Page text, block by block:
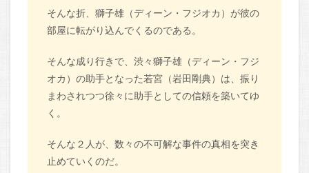
そんな折、獅子雄（ディーン・フジオカ）が彼の
部屋に転がり込んでくるのである。
そんな成り行きで、渋々獅子雄（ディーン・フジ
オカ）の助手となった若宮（岩田剛典）は、振り
まわされつつ徐々に助手としての信頼を築いてゆ
く。
そんな２人が、数々の不可解な事件の真相を突き
止めていくのだ。